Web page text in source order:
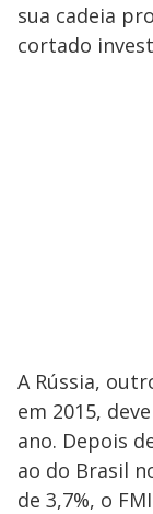
sua cadeia
cortado
A Rússia,
em 2015,
ano. Depois
ao do Brasil
de 3,7%, o